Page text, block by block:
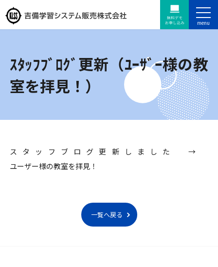
ｽﾀｯﾌﾌﾞﾛｸﾞ更新（ﾕｰｻﾞｰ様の教
室を拝見！）
スタッフブログ更新しました →
ユーザー様の教室を拝見！
一覧へ戻る